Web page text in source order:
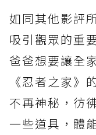
如同其他影評
吸引觀眾的重
爸爸想要讓全
《忍者之家》
不再神秘，彷
一些道具，體